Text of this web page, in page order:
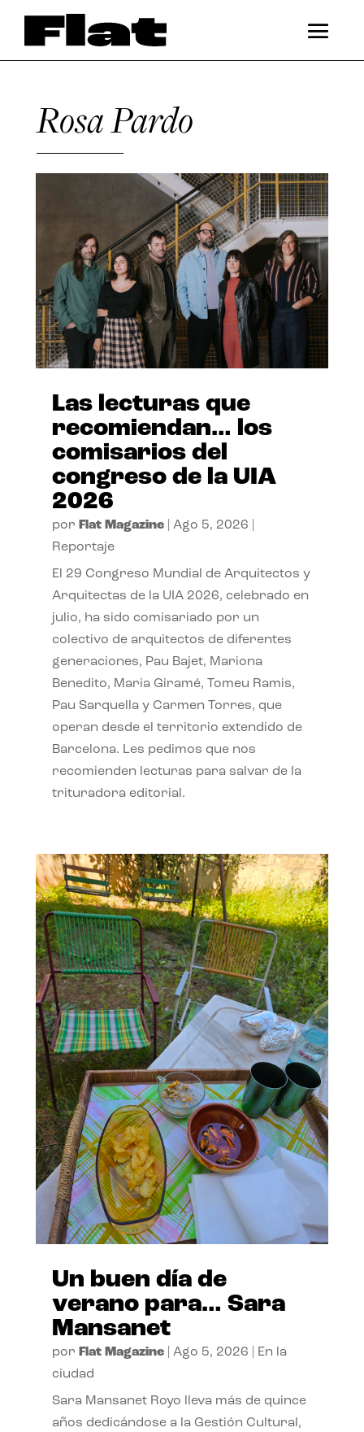
Rosa Pardo
Las lecturas que
recomiendan… los
comisarios del
congreso de la UIA
2026
por Flat Magazine| Ago 5, 2026
Reportaje
El 29 Congreso Mundial de Arquitectos y
Arquitectas de la UIA 2026, celebrado en
julio, ha sido comisariado por un
colectivo de arquitectos de diferentes
generaciones, Pau Bajet, Mariona
Benedito, Maria Giramé, Tomeu Ramis,
Pau Sarquella y Carmen Torres, que
operan desde el territorio extendido de
Barcelona. Les pedimos que nos
recomienden lecturas para salvar de la
trituradora editorial.
Un buen día de
verano para… Sara
Mansanet
por Flat Magazine| Ago 5, 2026
En la
ciudad
Sara Mansanet Royo lleva más de quince
años dedicándose a la Gestión Cultural,